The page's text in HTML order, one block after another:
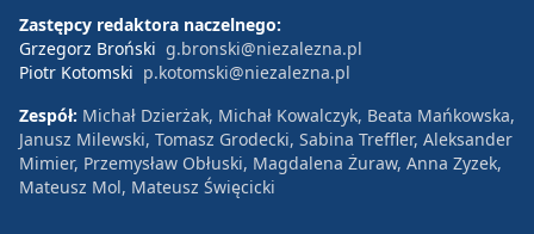
Zastępcy redaktora naczelnego:
Grzegorz Broński g.bronski@niezalezna.pl
Piotr Kotomski p.kotomski@niezalezna.pl
Zespół: Michał Dzierżak, Michał Kowalczyk, Beata Mańkowska,
Janusz Milewski, Tomasz Grodecki, Sabina Treffler, Aleksander
Mimier, Przemysław Obłuski, Magdalena Żuraw, Anna Zyzek,
Mateusz Mol, Mateusz Święcicki